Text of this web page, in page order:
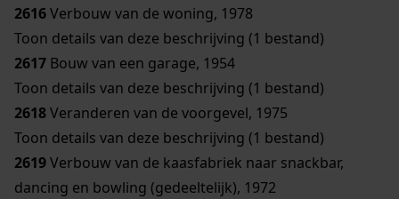
2616Verbouw van de woning, 1978
Toon details van deze beschrijving (1 bestand)
2617 Bouw van een garage, 1954
Toon details van deze beschrijving (1 bestand)
2618Veranderen van de voorgevel, 1975
Toon details van deze beschrijving (1 bestand)
2619Verbouw van de kaasfabriek naar snackbar,
dancing en bowling (gedeeltelijk), 1972